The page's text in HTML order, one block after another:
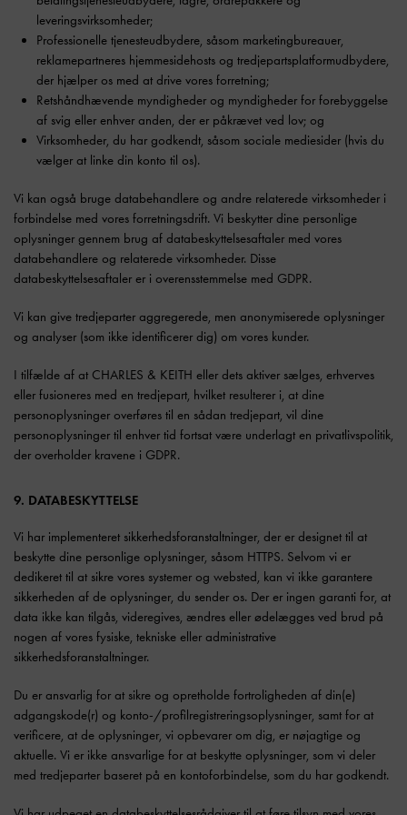
leveringsvirksomheder;
Professionelle tjenesteudbydere, såsom marketingbureauer,
reklamepartneres hjemmesidehosts og tredjepartsplatformudbydere,
der hjælper os med at drive vores forretning;
Retshåndhævende myndigheder og myndigheder for forebyggelse
af svig eller enhver anden, der er påkrævet ved lov; og
Virksomheder, du har godkendt, såsom sociale mediesider (hvis du
vælger at linke din konto til os).
Vi kan også bruge databehandlere og andre relaterede virksomheder i
forbindelse med vores forretningsdrift. Vi beskytter dine personlige
oplysninger gennem brug af databeskyttelsesaftaler med vores
databehandlere og relaterede virksomheder. Disse
databeskyttelsesaftaler er i overensstemmelse med GDPR.
Vi kan give tredjeparter aggregerede, men anonymiserede oplysninger
og analyser (som ikke identificerer dig) om vores kunder.
I tilfælde af at CHARLES & KEITH eller dets aktiver sælges, erhverves
eller fusioneres med en tredjepart, hvilket resulterer i, at dine
personoplysninger overføres til en sådan tredjepart, vil dine
personoplysninger til enhver tid fortsat være underlagt en privatlivspolitik,
der overholder kravene i GDPR.
9. DATABESKYTTELSE
Vi har implementeret sikkerhedsforanstaltninger, der er designet til at
beskytte dine personlige oplysninger, såsom HTTPS. Selvom vi er
dedikeret til at sikre vores systemer og websted, kan vi ikke garantere
sikkerheden af de oplysninger, du sender os. Der er ingen garanti for, at
data ikke kan tilgås, videregives, ændres eller ødelægges ved brud på
nogen af vores fysiske, tekniske eller administrative
sikkerhedsforanstaltninger.
Du er ansvarlig for at sikre og opretholde fortroligheden af din(e)
adgangskode(r) og konto-/profilregistreringsoplysninger, samt for at
verificere, at de oplysninger, vi opbevarer om dig, er nøjagtige og
aktuelle. Vi er ikke ansvarlige for at beskytte oplysninger, som vi deler
med tredjeparter baseret på en kontoforbindelse, som du har godkendt.